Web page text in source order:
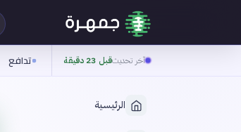
آخر تحديثقبل 23 دقيقة تدافع
الرئيسية